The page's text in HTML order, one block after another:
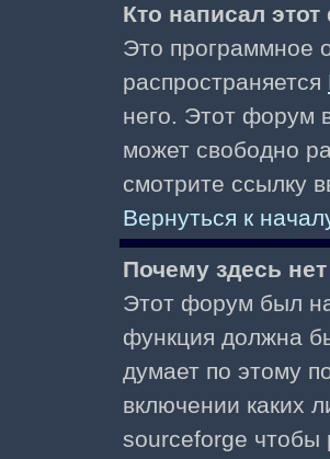
Кто написал
Это программное
распространяется
него. Этот форум
может свободно
смотрите ссылку
Вернуться к
Почему здесь
Этот форум был
функция должна
думает по этому
включении каких
sourceforge чтобы